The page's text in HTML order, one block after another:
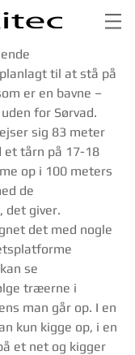
til at stå på
er en bavne –
for Sørvad.
sig 83 meter
et tårn på 17-18
op i 100 meters
de
det giver.
det med nogle
se
træerne i
man går op. I en
kun kigge op, i en
et net og kigger